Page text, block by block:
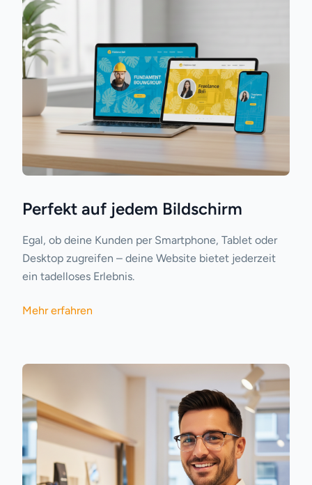
Perfekt auf jedem Bildschirm
Egal, ob deine Kunden per Smartphone, Tablet oder
Desktop zugreifen – deine Website bietet jederzeit
ein tadelloses Erlebnis.
Mehr erfahren